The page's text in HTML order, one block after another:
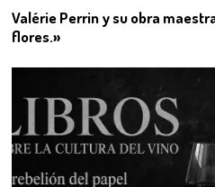
Valérie Perrin y su obra
flores.»